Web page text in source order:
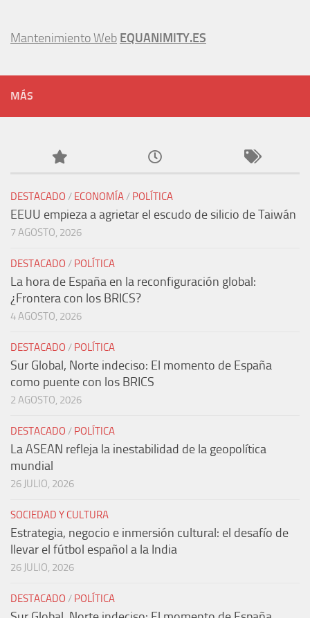
Mantenimiento Web EQUANIMITY.ES
MÁS
DESTACADO / ECONOMÍA/ POLÍTICA
EEUU empieza a agrietar el escudo de silicio de Taiwán
7 AGOSTO, 2026
DESTACADO / POLÍTICA
La hora de España en la reconfiguración global:
¿Frontera con los BRICS?
4 AGOSTO, 2026
DESTACADO / POLÍTICA
Sur Global, Norte indeciso: El momento de España
como puente con los BRICS
2 AGOSTO, 2026
DESTACADO / POLÍTICA
La ASEAN refleja la inestabilidad de la geopolítica
mundial
26 JULIO, 2026
SOCIEDAD Y CULTURA
Estrategia, negocio e inmersión cultural: el desafío de
llevar el fútbol español a la India
26 JULIO, 2026
DESTACADO / POLÍTICA